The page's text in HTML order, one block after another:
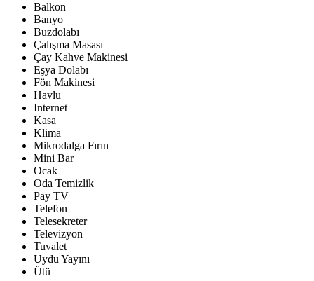
Balkon
Banyo
Buzdolabı
Çalışma Masası
Çay Kahve Makinesi
Eşya Dolabı
Fön Makinesi
Havlu
Internet
Kasa
Klima
Mikrodalga Fırın
Mini Bar
Ocak
Oda Temizlik
Pay TV
Telefon
Telesekreter
Televizyon
Tuvalet
Uydu Yayını
Ütü